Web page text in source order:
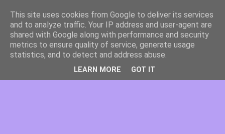
This site uses cookies from Google to deliver its services
and to analyze traffic. Your IP address and user-agent are
shared with Google along with performance and security
metrics to ensure quality of service, generate usage
statistics, and to detect and address abuse.
LEARN MORE GOT IT